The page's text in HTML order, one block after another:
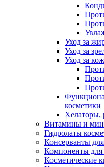
Уход за
Уход за
Уход за
косметики
Хелаторы,
Витамины и
Гидролаты
Консерванты
Компоненты для
Косметические